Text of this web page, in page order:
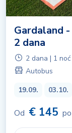
Gardaland
2 dana
2 dana | 1 noć
Autobus
19.09.
03.10.
Od € 145